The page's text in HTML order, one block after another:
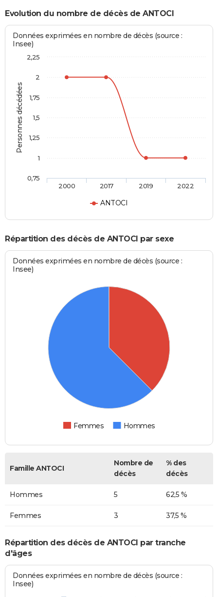
Evolution du nombre de décès de ANTOCI
Personnes décédées
Données exprimées en nombre de décès (source :
Insee)
ANTOCI
2000 2017 2019 2022
0,75
1
1,25
1,5
1,75
2
2,25
Répartition des décès de ANTOCI par sexe
Données exprimées en nombre de décès (source :
Insee)
Femmes Hommes
Famille ANTOCI
Nombre de
décès
% des
décès
Hommes 5 62,5 %
Femmes 3 37,5 %
Répartition des décès de ANTOCI par tranche
d'âges
Données exprimées en nombre de décès (source :
Insee)